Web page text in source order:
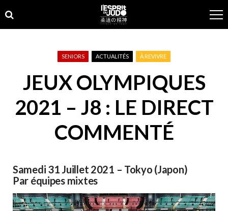
to
navigation
to
content
SENIORS ACTUALITÉS À REVIVRE
JEUX OLYMPIQUES
2021 – J8 : LE DIRECT
COMMENTÉ
Samedi 31 Juillet 2021 – Tokyo (Japon)
Par équipes mixtes